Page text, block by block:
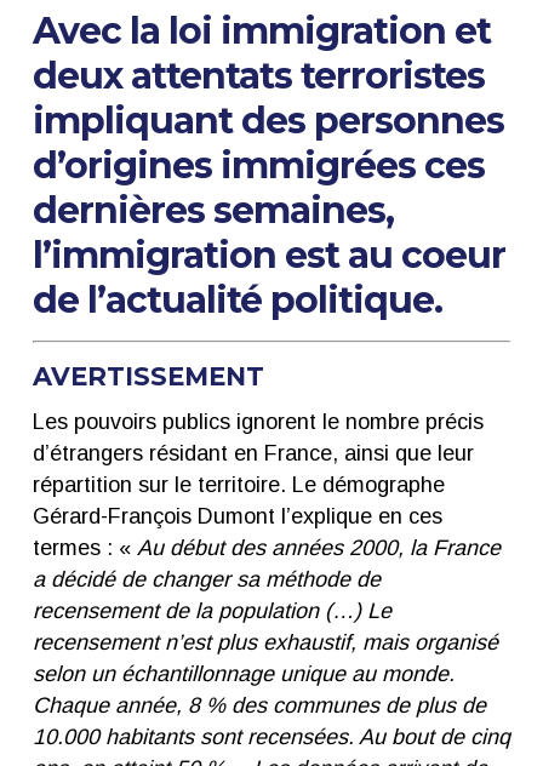
Avec la loi immigration et
deux attentats terroristes
impliquant des personnes
d’origines immigrées ces
dernières semaines,
l’immigration est au coeur
de l’actualité politique.
AVERTISSEMENT
Les pouvoirs publics ignorent le nombre précis
d’étrangers résidant en France, ainsi que leur
répartition sur le territoire. Le démographe
Gérard-François Dumont l’explique en ces
termes : « Au début des années 2000, la France
a décidé de changer sa méthode de
recensement de la population (…) Le
recensement n’est plus exhaustif, mais organisé
selon un échantillonnage unique au monde.
Chaque année, 8 % des communes de plus de
10.000 habitants sont recensées. Au bout de cinq